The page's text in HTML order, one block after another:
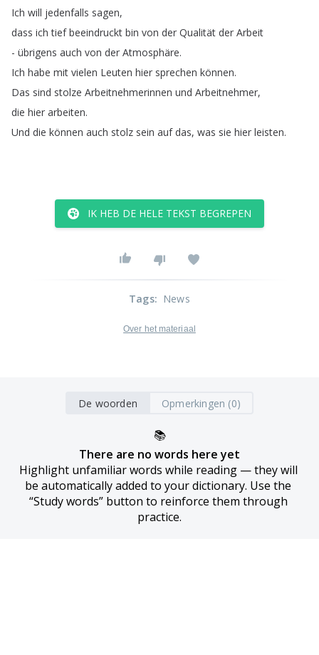
Ich will jedenfalls sagen,
dass ich tief beeindruckt bin von der Qualität der Arbeit
- übrigens auch von der Atmosphäre.
Ich habe mit vielen Leuten hier sprechen können.
Das sind stolze Arbeitnehmerinnen und Arbeitnehmer,
die hier arbeiten.
Und die können auch stolz sein auf das, was sie hier leisten.
IK HEB DE HELE TEKST BEGREPEN
Tags: News
Over het materiaal
De woorden Opmerkingen (0)
📚
There are no words here yet
Highlight unfamiliar words while reading — they will
be automatically added to your dictionary. Use the
“Study words” button to reinforce them through
practice.